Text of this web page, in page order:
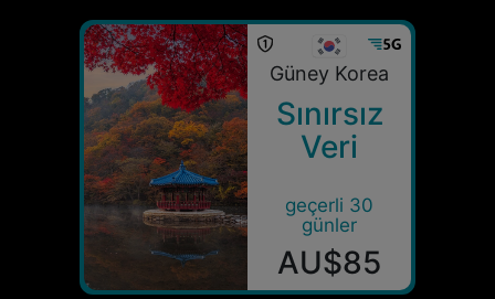
Güney Korea
Sınırsız
Veri
geçerli 30
günler
AU$85